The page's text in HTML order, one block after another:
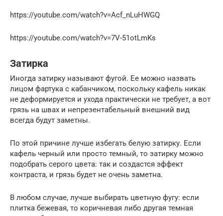
https://youtube.com/watch?v=Acf_nLuHWGQ
https://youtube.com/watch?v=7V-51otLmKs
Затирка
Иногда затирку называют фугой. Ее можно назвать
лицом фартука с кабанчиком, поскольку кафель никак
не деформируется и ухода практически не требует, а вот
грязь на швах и непрезентабельный внешний вид
всегда будут заметны.
По этой причине лучше избегать белую затирку. Если
кафель черный или просто темный, то затирку можно
подобрать серого цвета: так и создастся эффект
контраста, и грязь будет не очень заметна.
В любом случае, лучше выбирать цветную фугу: если
плитка бежевая, то коричневая либо другая темная